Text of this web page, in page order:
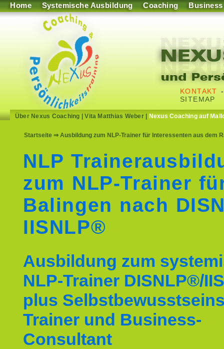
Home Systemische Ausbildung Coaching Business
KONTAKT
SITEMAP
Über Nexus Coaching |Vita Matthias Weber| Nexus Coaching auf
Startseite ⇒ Ausbildung zum NLP-Trainer für Interessenten aus dem
NLP
zum NLP-Trainer
Balingen nach
IISNLP®
Ausbildung zum
NLP-Trainer DISNLP®/
plus
Trainer und Business-
Consultant